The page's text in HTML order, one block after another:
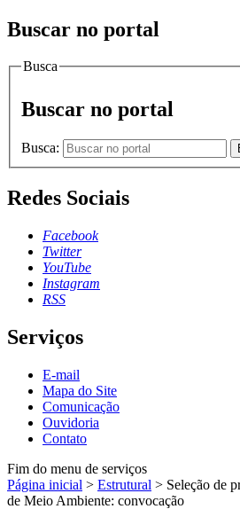
Buscar no portal
Busca
Buscar no portal
Busca:
Redes Sociais
Facebook
Twitter
YouTube
Instagram
RSS
Serviços
E-mail
Mapa do Site
Comunicação
Ouvidoria
Contato
Fim do menu de serviços
Página inicial > Estrutural > Seleção de
de Meio Ambiente: convocação